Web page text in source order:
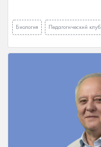
Биология Педагогический клуб